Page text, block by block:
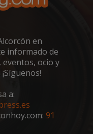
en
informado de
ocio y
a:
91